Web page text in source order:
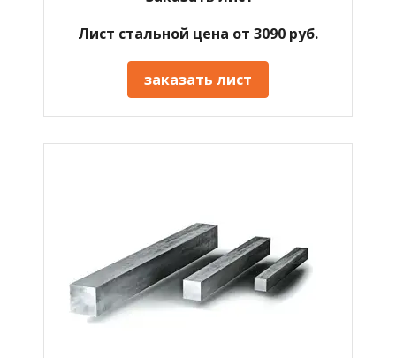
Лист стальной цена от 3090 руб.
заказать лист